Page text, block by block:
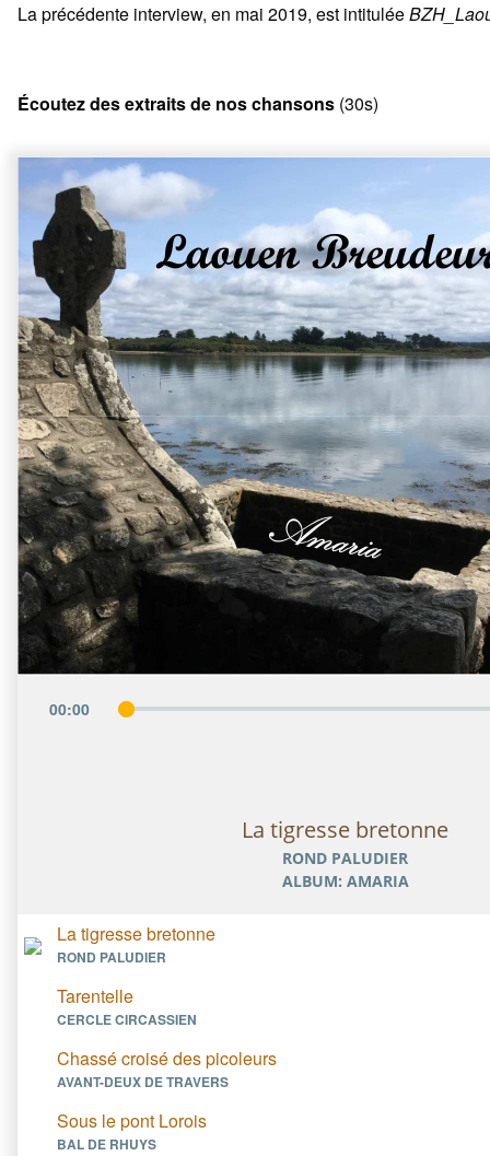
La précédente interview, en mai 2019, est intitulée
Écoutez des extraits de nos chansons (30s)
00:00
La tigresse bretonne
ROND PALUDIER
ALBUM: AMARIA
La tigresse bretonne
ROND PALUDIER
Tarentelle
CERCLE CIRCASSIEN
Chassé croisé des picoleurs
AVANT-DEUX DE TRAVERS
Sous le pont Lorois
BAL DE RHUYS